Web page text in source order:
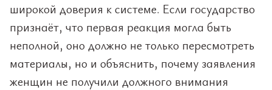
широкой доверия к системе. Если государство
признаёт, что первая реакция могла быть
неполной, оно должно не только пересмотреть
материалы, но и объяснить, почему заявления
женщин не получили должного внимания